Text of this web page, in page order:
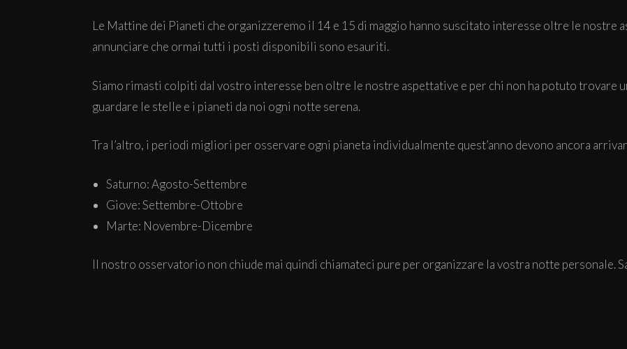
Le Mattine dei Pianeti che organizzeremo il 14 e 15 di maggio hanno suscitato interesse oltre le nostre
annunciare che ormai tutti i posti disponibili sono esauriti.
Siamo rimasti colpiti dal vostro interesse ben oltre le nostre aspettative e per chi non ha potuto trovare
guardare le stelle e i pianeti da noi ogni notte serena.
Tra l’altro, i periodi migliori per osservare ogni pianeta individualmente quest’anno devono ancora
Saturno: Agosto-Settembre
Giove: Settembre-Ottobre
Marte: Novembre-Dicembre
Il nostro osservatorio non chiude mai quindi chiamateci pure per organizzare la vostra notte personale.